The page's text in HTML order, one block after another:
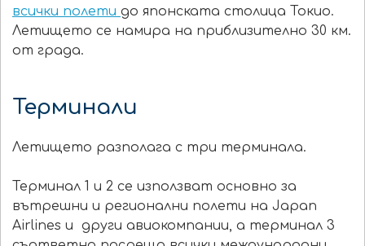
всички полети до японската столица Токио.
Летището се намира на приблизително 30 км.
от града.
Терминали
Летището разполага с три терминала.
Терминал 1 и 2 се използват основно за
вътрешни и регионални полети на Japan
Airlines и други авиокомпании, а терминал 3